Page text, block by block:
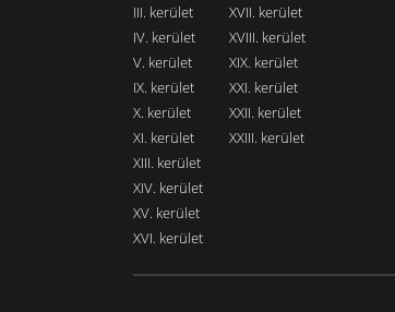
III. kerület
IV. kerület
V. kerület
IX. kerület
X. kerület
XI. kerület
XIII. kerület
XIV. kerület
XV. kerület
XVI. kerület
XVII. kerület
XVIII. kerület
XIX. kerület
XXI. kerület
XXII. kerület
XXIII. kerület